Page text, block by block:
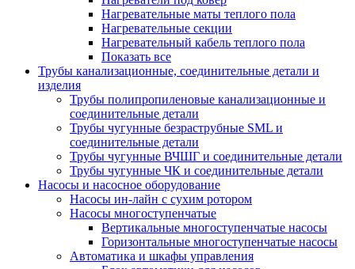
Нагревательные маты теплого пола
Нагревательные секции
Нагревательный кабель теплого пола
Показать все
Трубы канализационные, соединительные детали и
изделия
Трубы полипропиленовые канализационные и
соединительные детали
Трубы чугунные безраструбные SML и
соединительные детали
Трубы чугунные ВЧШГ и соединительные детали
Трубы чугунные ЧК и соединительные детали
Насосы и насосное оборудование
Насосы ин-лайн с сухим ротором
Насосы многоступенчатые
Вертикальные многоступенчатые насосы
Горизонтальные многоступенчатые насосы
Автоматика и шкафы управления